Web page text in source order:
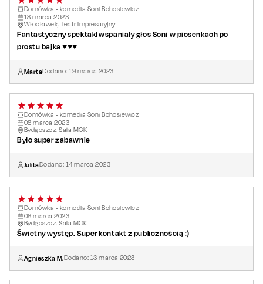
Domówka - komedia Soni Bohosiewicz
18 marca 2023
Włocławek, Teatr Impresaryjny
Fantastyczny spektakl wspaniały głos Soni w piosenkach po
prostu bajka ♥️♥️♥️
MartaDodano:19 marca 2023
Domówka - komedia Soni Bohosiewicz
08 marca 2023
Bydgoszcz, Sala MCK
Było super zabawnie
JulitaDodano: 14marca 2023
Domówka - komedia Soni Bohosiewicz
08 marca 2023
Bydgoszcz, Sala MCK
Świetny występ. Super kontakt z publicznością :)
Agnieszka M.Dodano: 13 marca 2023